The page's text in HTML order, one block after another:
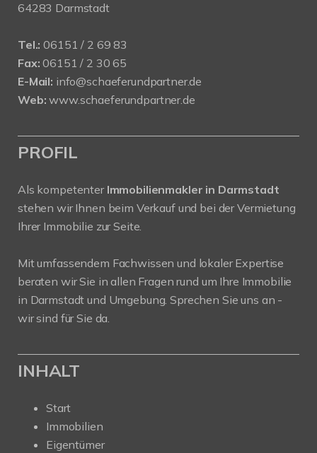
64283 Darmstadt
Tel.: 06151 / 2 69 83
Fax: 06151 / 2 30 65
E-Mail: info@schaeferundpartner.de
Web: www.schaeferundpartner.de
PROFIL
Als kompetenter Immobilienmakler in Darmstadt
stehen wir Ihnen beim Verkauf und bei der Vermietung
Ihrer Immobilie zur Seite.
Mit umfassendem Fachwissen und lokaler Expertise
beraten wir Sie in allen Fragen rund um Ihre Immobilie
in Darmstadt und Umgebung. Sprechen Sie uns an -
wir sind für Sie da.
INHALT
Start
Immobilien
Eigentümer